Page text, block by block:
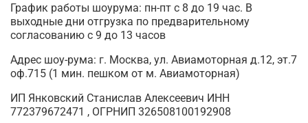
График работы шоурума: пн-пт с 8 до 19 час. В
выходные дни отгрузка по предварительному
согласованию с 9 до 13 часов
Адрес шоу-рума: г. Москва, ул. Авиамоторная д.12, эт.7
оф.715 (1 мин. пешком от м. Авиамоторная)
ИП Янковский Станислав Алексеевич ИНН
772379672471 , ОГРНИП 326508100192908